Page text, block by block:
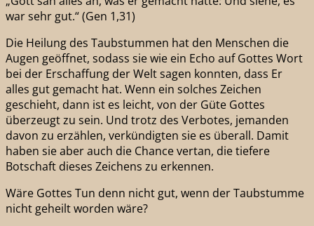
war sehr gut.“ (Gen 1,31)
Die Heilung des Taubstummen hat den Menschen die
Augen geöffnet, sodass sie wie ein Echo auf Gottes Wort
bei der Erschaffung der Welt sagen konnten, dass Er
alles gut gemacht hat. Wenn ein solches Zeichen
geschieht, dann ist es leicht, von der Güte Gottes
überzeugt zu sein. Und trotz des Verbotes, jemanden
davon zu erzählen, verkündigten sie es überall. Damit
haben sie aber auch die Chance vertan, die tiefere
Botschaft dieses Zeichens zu erkennen.
Wäre Gottes Tun denn nicht gut, wenn der Taubstumme
nicht geheilt worden wäre?